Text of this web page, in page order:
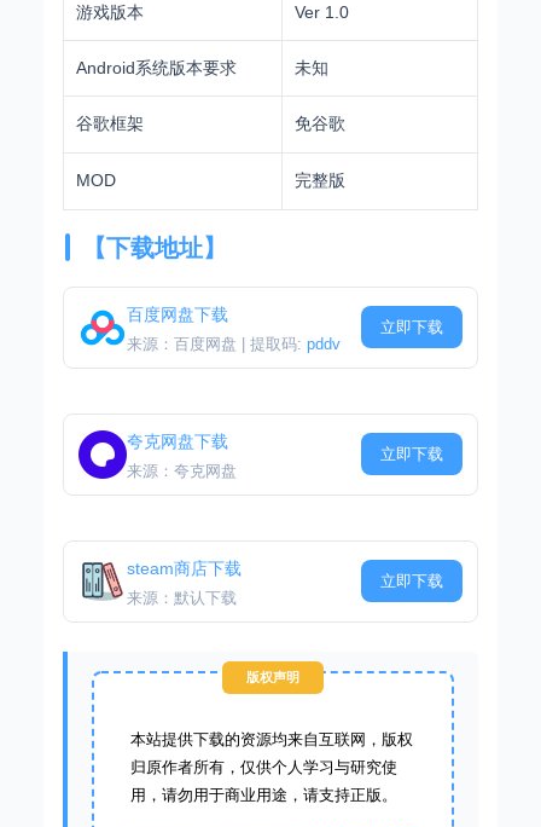
游戏版本 Ver 1.0
Android系统版本要求 未知
谷歌框架 免谷歌
MOD 完整版
【下载地址】
百度网盘下载
来源：百度网盘 | 提取码: pddv
立即下载
夸克网盘下载
来源：夸克网盘
立即下载
steam商店下载
来源：默认下载
立即下载
版权声明
本站提供下载的资源均来自互联网，版权
归原作者所有，仅供个人学习与研究使
用，请勿用于商业用途，请支持正版。